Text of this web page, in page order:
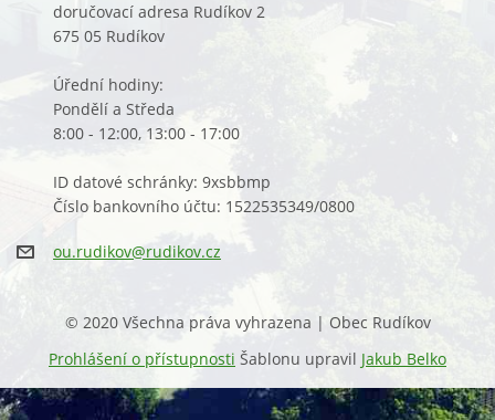
doručovací adresa Rudíkov 2
675 05 Rudíkov
Úřední hodiny:
Pondělí a Středa
8:00 - 12:00, 13:00 - 17:00
ID datové schránky: 9xsbbmp
Číslo bankovního účtu: 1522535349/0800
ou.rudikov@rudikov.cz
© 2020 Všechna práva vyhrazena | Obec Rudíkov
Prohlášení o přístupnosti Šablonu upravil Jakub Belko